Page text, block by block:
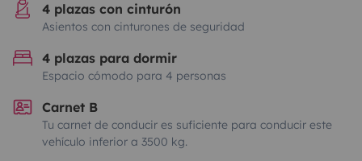
4 plazas con cinturón
Asientos con cinturones de seguridad
4 plazas para dormir
Espacio cómodo para 4 personas
Carnet B
Tu carnet de conducir es suficiente para conducir este
vehículo inferior a 3500 kg.